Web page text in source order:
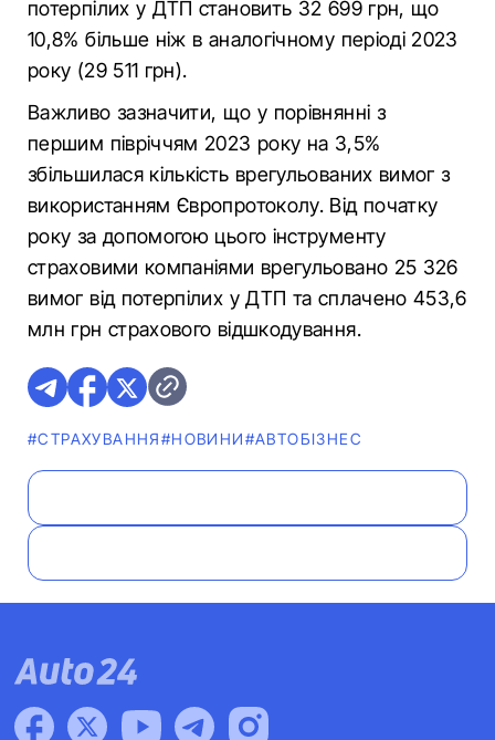
потерпілих у ДТП становить 32 699 грн, що
10,8% більше ніж в аналогічному періоді 2023
року (29 511 грн).
Важливо зазначити, що у порівнянні з
першим півріччям 2023 року на 3,5%
збільшилася кількість врегульованих вимог з
використанням Європротоколу. Від початку
року за допомогою цього інструменту
страховими компаніями врегульовано 25 326
вимог від потерпілих у ДТП та сплачено 453,6
млн грн страхового відшкодування.
#СТРАХУВАННЯ#НОВИНИ#АВТОБІЗНЕС